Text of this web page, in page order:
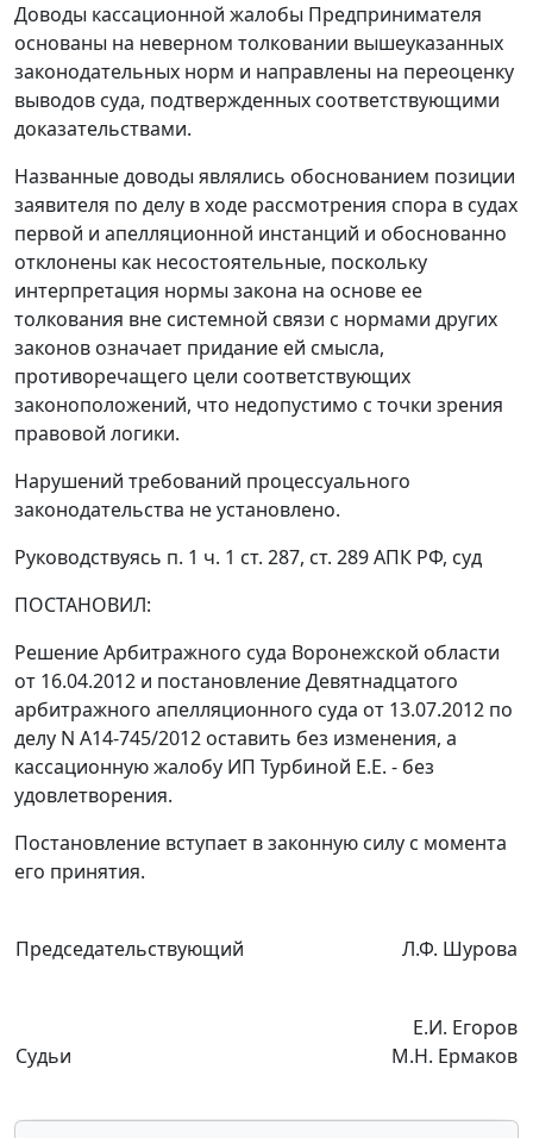
Доводы кассационной жалобы Предпринимателя
основаны на неверном толковании вышеуказанных
законодательных норм и направлены на переоценку
выводов суда, подтвержденных соответствующими
доказательствами.
Названные доводы являлись обоснованием позиции
заявителя по делу в ходе рассмотрения спора в судах
первой и апелляционной инстанций и обоснованно
отклонены как несостоятельные, поскольку
интерпретация нормы закона на основе ее
толкования вне системной связи с нормами других
законов означает придание ей смысла,
противоречащего цели соответствующих
законоположений, что недопустимо с точки зрения
правовой логики.
Нарушений требований процессуального
законодательства не установлено.
Руководствуясь п. 1 ч. 1 ст. 287, ст. 289АПК РФ, суд
ПОСТАНОВИЛ:
РешениеАрбитражного суда Воронежской области
от 16.04.2012 и постановлениеДевятнадцатого
арбитражного апелляционного суда от 13.07.2012 по
делу N А14-745/2012 оставить без изменения, а
кассационную жалобу ИП Турбиной Е.Е. - без
удовлетворения.
Постановление вступает в законную силу с момента
его принятия.
Председательствующий Л.Ф. Шурова
Судьи
Е.И. Егоров
М.Н. Ермаков